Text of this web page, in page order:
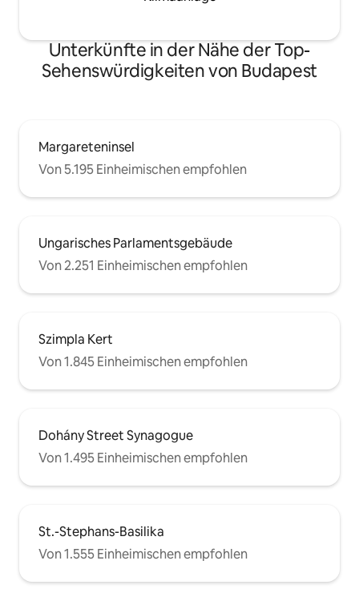
mich jederzeit per Telefon, Viber,
WhatsApp oder Messenger
kontaktieren. Die Wohnung befindet
sich an einem Boulevard in Budapests
Einkaufszentrums WestEnd und der
berühmten Ruinenbars der Stadt.
Unterkünfte in der Nähe der Top-
Sehenswürdigkeiten von Budapest
Margareteninsel
Von 5.195 Einheimischen empfohlen
Ungarisches Parlamentsgebäude
Von 2.251 Einheimischen empfohlen
Szimpla Kert
Von 1.845 Einheimischen empfohlen
Dohány Street Synagogue
Von 1.495 Einheimischen empfohlen
St.-Stephans-Basilika
Von 1.555 Einheimischen empfohlen